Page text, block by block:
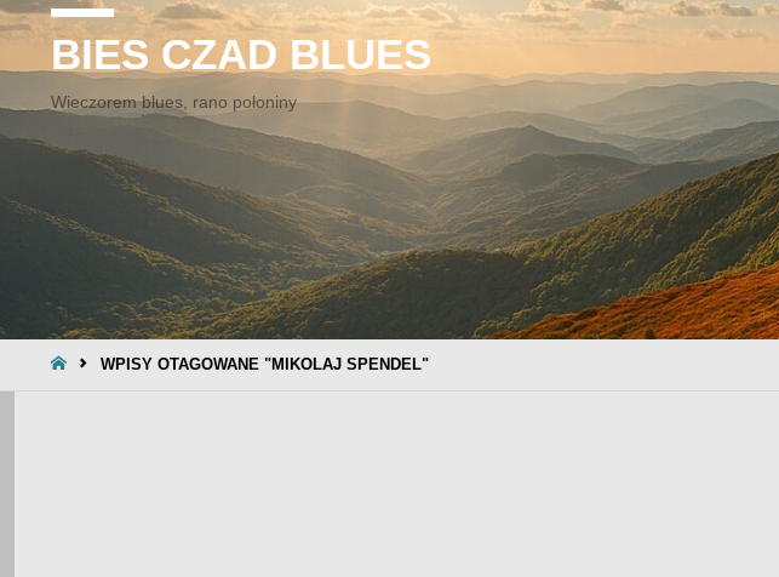
BIES CZAD BLUES
Wieczorem blues, rano połoniny
STRONA
WPISY OTAGOWANE "MIKOLAJ SPENDEL"